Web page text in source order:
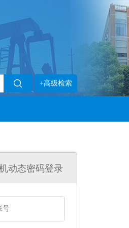
+高级检索
动态密码登录